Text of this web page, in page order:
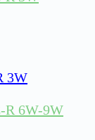
3W